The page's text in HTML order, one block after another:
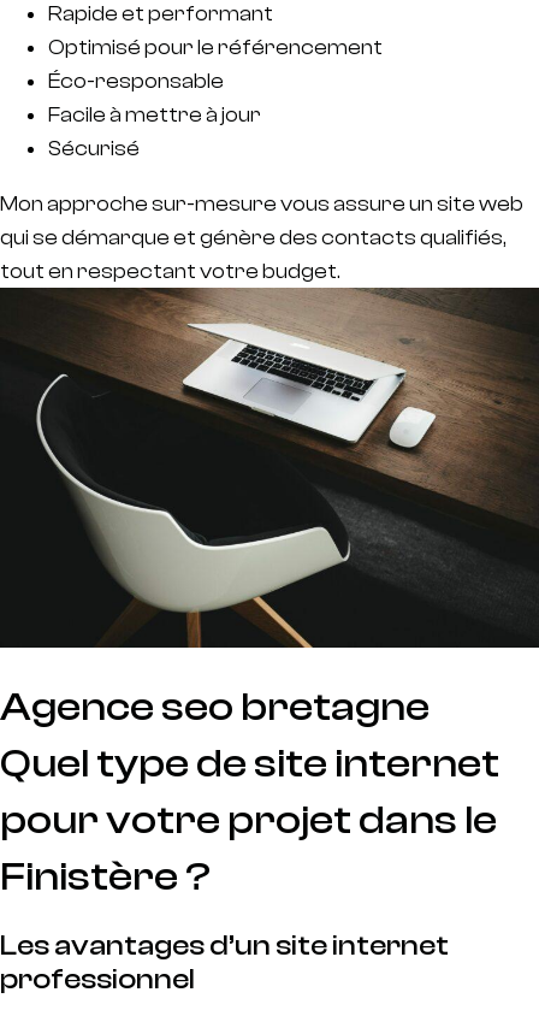
Rapide et performant
Optimisé pour le référencement
Éco-responsable
Facile à mettre à jour
Sécurisé
Mon approche sur-mesure vous assure un site web
qui se démarque et génère des contacts qualifiés,
tout en respectant votre budget.
Agence seo bretagne
Quel type de site internet
pour votre projet dans le
Finistère ?
Les avantages d’un site internet
professionnel